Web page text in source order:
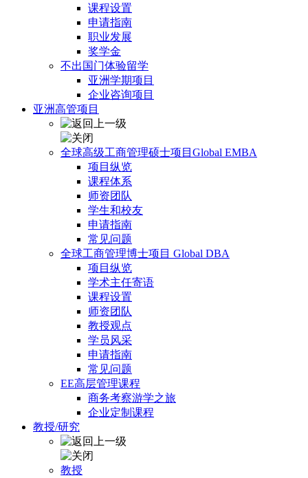
课程设置
申请指南
职业发展
奖学金
不出国门体验留学
亚洲学期项目
企业咨询项目
亚洲高管项目
全球高级工商管理硕士项目Global EMBA
项目纵览
课程体系
师资团队
学生和校友
申请指南
常见问题
全球工商管理博士项目 Global DBA
项目纵览
学术主任寄语
课程设置
师资团队
教授观点
学员风采
申请指南
常见问题
EE高层管理课程
商务考察游学之旅
企业定制课程
教授/研究
教授